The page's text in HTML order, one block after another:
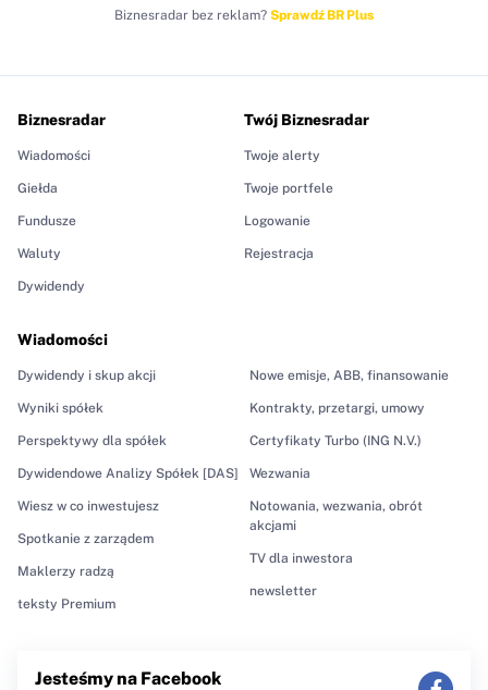
Biznesradar bez reklam? Sprawdź BR Plus
Biznesradar
Wiadomości
Giełda
Fundusze
Waluty
Dywidendy
Wiadomości
Dywidendy i skup akcji
Wyniki spółek
Perspektywy dla spółek
Dywidendowe Analizy Spółek [DAS]
Wiesz w co inwestujesz
Spotkanie z zarządem
Maklerzy radzą
teksty Premium
Nowe emisje, ABB, finansowanie
Kontrakty, przetargi, umowy
Certyfikaty Turbo (ING N.V.)
Wezwania
Notowania, wezwania, obrót
akcjami
TV dla inwestora
newsletter
Twój Biznesradar
Twoje alerty
Twoje portfele
Logowanie
Rejestracja
Jesteśmy na Facebook